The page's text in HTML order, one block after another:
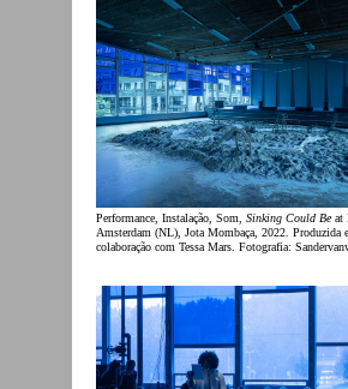
Performance, Instalação, Som, Sinking Could Beat
Amsterdam (NL), Jota Mombaça, 2022. Produzida
colaboração com Tessa Mars. Fotografia: